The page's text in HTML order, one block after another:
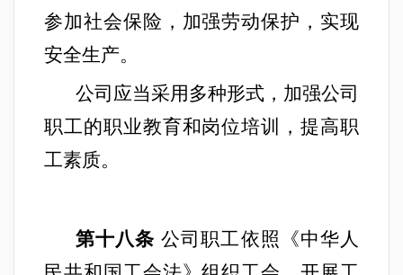
参加社会保险，加强劳动保护，实现
安全生产。
公司应当采用多种形式，加强公司
职工的职业教育和岗位培训，提高职
工素质。
第十八条 公司职工依照《中华人